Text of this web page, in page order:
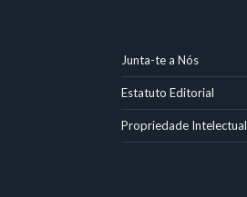
Junta-te a Nós
Estatuto Editorial
Propriedade Intelectual